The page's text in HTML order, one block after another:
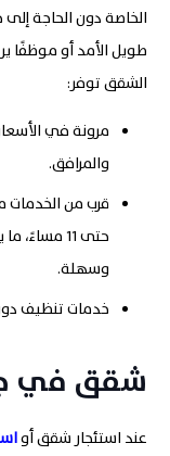
الخاصة دون الحاجة
طويل الأمد أو موظفًا
الشقق توفر:
والمرافق.
حتى 11
وسهلة.
خدمات تنظيف
شقق في
عند استئجار شقق أو